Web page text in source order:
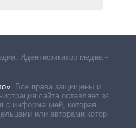
Идентификатор медиа –
Все права защищены и
сайта оставляет за
с информацией, которая
или авторами которой